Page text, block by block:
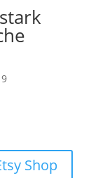
Shop